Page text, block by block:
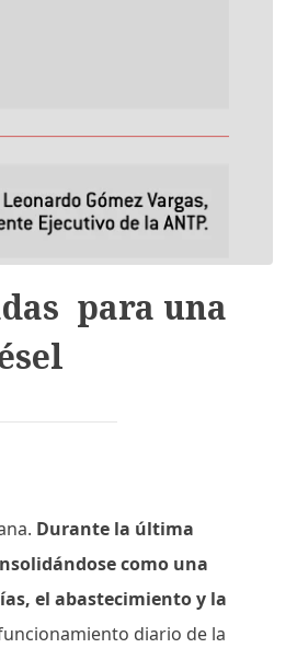
para una
Durante la última
como una
el abastecimiento y la
diario de la